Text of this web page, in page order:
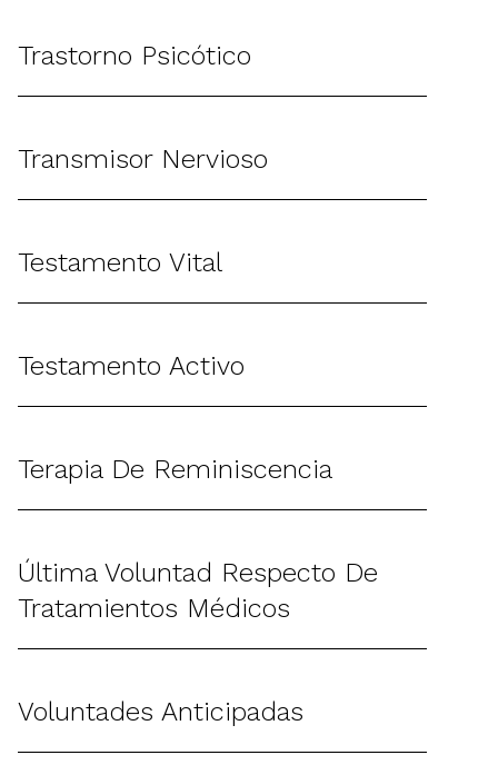
Trastorno Psicótico
Transmisor Nervioso
Testamento Vital
Testamento Activo
Terapia De Reminiscencia
Última Voluntad Respecto De
Tratamientos Médicos
Voluntades Anticipadas